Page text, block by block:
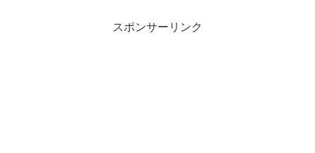
スポンサーリンク